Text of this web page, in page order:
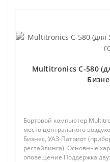
Multitronics C-580
Бортовой компьютер
место центрального
Бизнес, УАЗ-Патриот
рестайлинга). Основные
оповещение Поддержка